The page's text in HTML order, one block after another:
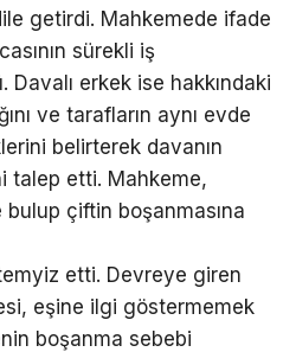
getirdi. Mahkemede ifade
sürekli iş
erkek ise hakkındaki
ve tarafların aynı evde
belirterek davanın
talep etti. Mahkeme,
bulup çiftin boşanmasına
etti. Devreye giren
eşine ilgi göstermemek
boşanma sebebi